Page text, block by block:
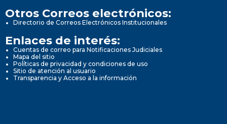
Otros Correos electrónicos:
Directorio de Correos Electrónicos Institucionales
Enlaces de interés:
Cuentas de correo para Notificaciones Judiciales
Mapa del sitio
Políticas de privacidad y condiciones de uso
Sitio de atención al usuario
Transparencia y Acceso a la información